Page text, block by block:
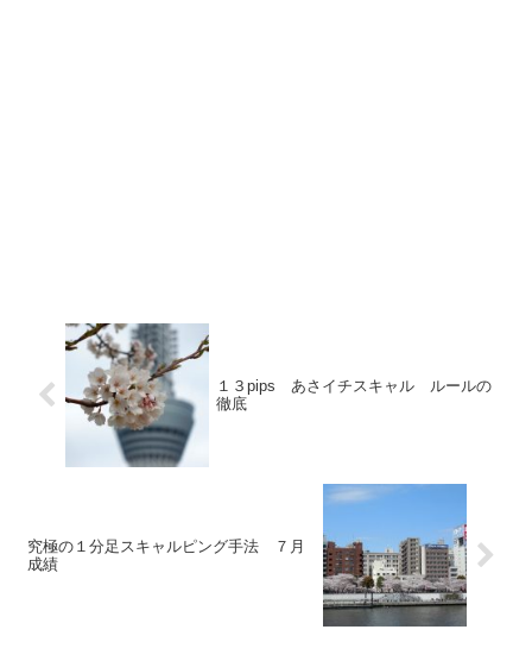
１３pips あさイチスキャル ルールの
徹底
究極の１分足スキャルピング手法 ７月
成績